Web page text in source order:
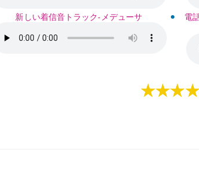
新しい着信音トラック-メデューサ
電